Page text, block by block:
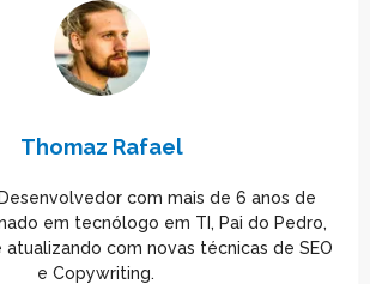
Thomaz Rafael
com mais de 6 anos de
em tecnólogo em TI, Pai do Pedro,
com novas técnicas de SEO
e Copywriting.